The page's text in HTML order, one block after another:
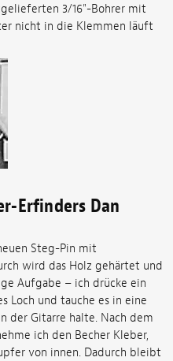
3/16"-Bohrer mit
nicht in die Klemmen läuft
Erfinders Dan
Steg-Pin mit
wird das Holz gehärtet und
Aufgabe – ich drücke ein
Loch und tauche es in eine
der Gitarre halte. Nach dem
ich den Becher Kleber,
von innen. Dadurch bleibt